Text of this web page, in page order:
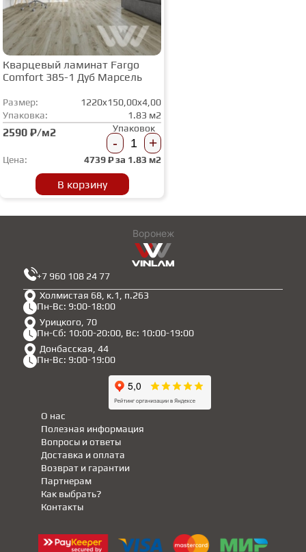
Кварцевый ламинат Fargo
Comfort 385-1 Дуб Марсель
Размер:
1220x150,00x4,00
Упаковка:
1.83 м2
2590 ₽/м2 Упаковок
- +
Цена: 4739₽ за 1.83 м2
В корзину
Воронеж
Холмистая 68, к.1, п.263
Пн-Вс: 9:00-18:00
Урицкого, 70
Пн-Сб: 10:00-20:00, Вс: 10:00-19:00
Донбасская, 44
Пн-Вс: 9:00-19:00
+7 960 108 24 77
Полезная информация
Партнерам
Вопросы и ответы
Доставка и оплата
Возврат и гарантии
Как выбрать?
О нас
Контакты